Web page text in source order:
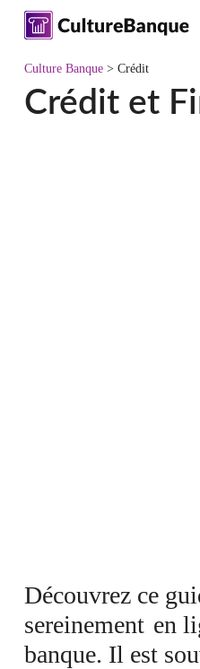
Skip
main
content
Culture Banque> Crédit
Crédit et
Découvrez ce
sereinement en
banque. Il est